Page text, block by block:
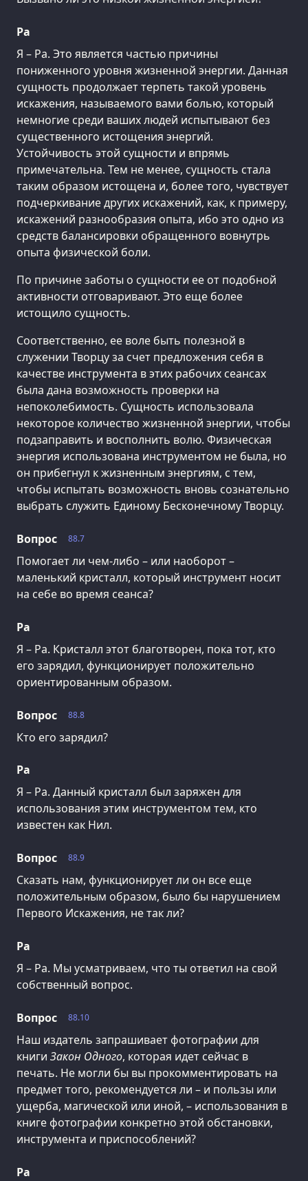
Ра
Я – Ра. Это является частью причины
пониженного уровня жизненной энергии. Данная
сущность продолжает терпеть такой уровень
искажения, называемого вами болью, который
немногие среди ваших людей испытывают без
существенного истощения энергий.
Устойчивость этой сущности и впрямь
примечательна. Тем не менее, сущность стала
таким образом истощена и, более того, чувствует
подчеркивание других искажений, как, к примеру,
искажений разнообразия опыта, ибо это одно из
средств балансировки обращенного вовнутрь
опыта физической боли.
По причине заботы о сущности ее от подобной
активности отговаривают. Это еще более
истощило сущность.
Соответственно, ее воле быть полезной в
служении Творцу за счет предложения себя в
качестве инструмента в этих рабочих сеансах
была дана возможность проверки на
непоколебимость. Сущность использовала
некоторое количество жизненной энергии, чтобы
подзаправить и восполнить волю. Физическая
энергия использована инструментом не была, но
он прибегнул к жизненным энергиям, с тем,
чтобы испытать возможность вновь сознательно
выбрать служить Единому Бесконечному Творцу.
88.7
Вопрос
Помогает ли чем-либо – или наоборот –
маленький кристалл, который инструмент носит
на себе во время сеанса?
Ра
Я – Ра. Кристалл этот благотворен, пока тот, кто
его зарядил, функционирует положительно
ориентированным образом.
88.8
Вопрос
Кто его зарядил?
Ра
Я – Ра. Данный кристалл был заряжен для
использования этим инструментом тем, кто
известен как Нил.
88.9
Вопрос
Сказать нам, функционирует ли он все еще
положительным образом, было бы нарушением
Первого Искажения, не так ли?
Ра
Я – Ра. Мы усматриваем, что ты ответил на свой
собственный вопрос.
88.10
Вопрос
Наш издатель запрашивает фотографии для
книги Закон Одного, которая идет сейчас в
печать. Не могли бы вы прокомментировать на
предмет того, рекомендуется ли – и пользы или
ущерба, магической или иной, – использования в
книге фотографии конкретно этой обстановки,
инструмента и приспособлений?
Ра